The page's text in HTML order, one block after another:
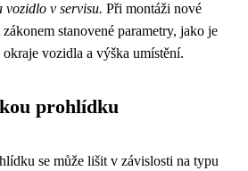
vozidlo v servisu. Při montáži nové
stanovené parametry, jako je
vozidla a výška umístění.
prohlídku
se může lišit v závislosti na typu